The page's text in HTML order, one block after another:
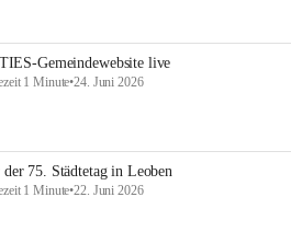
Gemeindewebsite live
1 Minute•24. Juni 2026
der 75. Städtetag in Leoben
1 Minute•22. Juni 2026